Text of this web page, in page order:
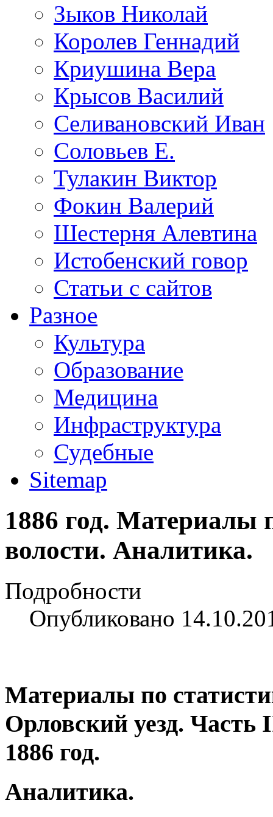
Зыков Николай
Королев Геннадий
Криушина Вера
Крысов Василий
Селивановский Иван
Соловьев Е.
Тулакин Виктор
Фокин Валерий
Шестерня Алевтина
Истобенский говор
Статьи с сайтов
Разное
Культура
Образование
Медицина
Инфраструктура
Судебные
Sitemap
1886 год. Материалы
волости. Аналитика.
Подробности
Опубликовано
Материалы по
Орловский уезд.
1886 год.
Аналитика.